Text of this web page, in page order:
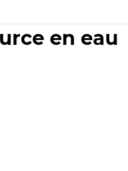
en eau